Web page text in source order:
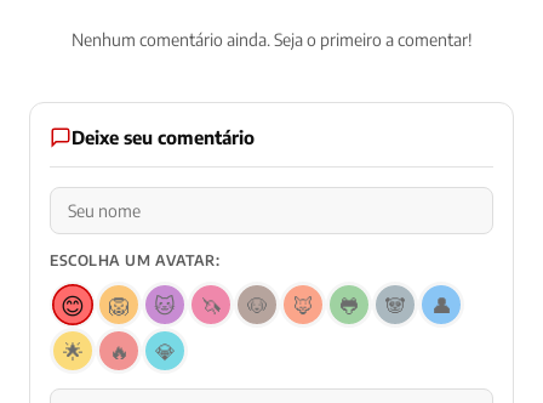
Nenhum comentário ainda. Seja o primeiro a comentar!
Deixe seu comentário
ESCOLHA UM AVATAR:
😊 🦁 🐱 🦄 🐶 🦊 🐸 🐼
👤
🌟
🔥 💎